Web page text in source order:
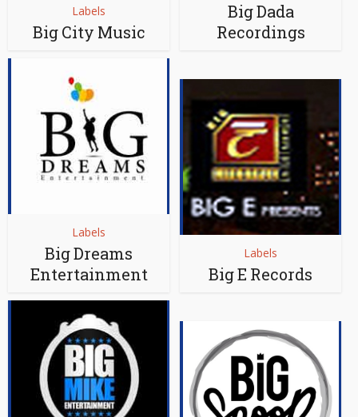
Labels
Big City Music
Big Dada
Recordings
Labels
Big Dreams
Entertainment
Labels
Big E Records